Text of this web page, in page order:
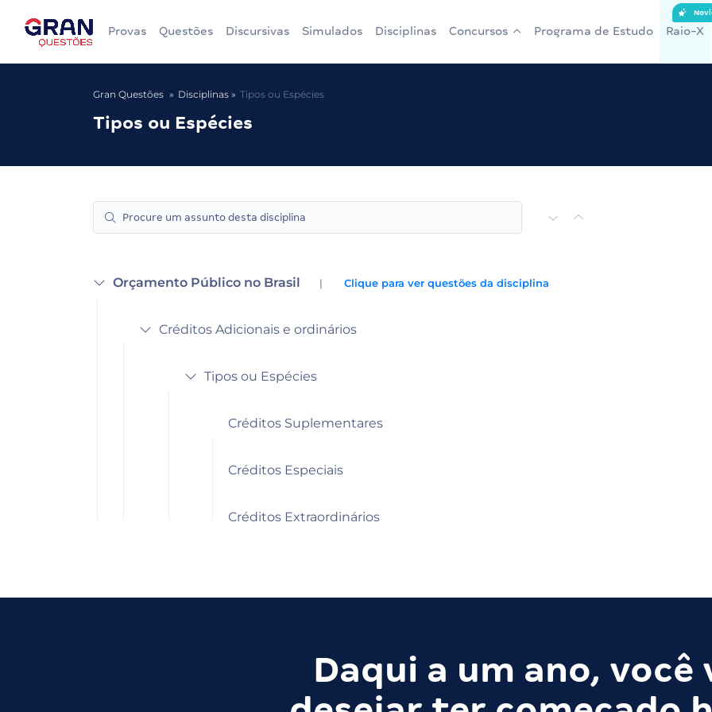
Provas Questões Discursivas Simulados Disciplinas Concursos Programa de Estudo Raio-X
Gran Questões Disciplinas Tipos ou Espécies
Tipos ou Espécies
Orçamento Público no Brasil | Clique para ver questões da disciplina
Créditos Adicionais e ordinários
Tipos ou Espécies
Créditos Suplementares
Créditos Especiais
Créditos Extraordinários
Daqui a um ano, você